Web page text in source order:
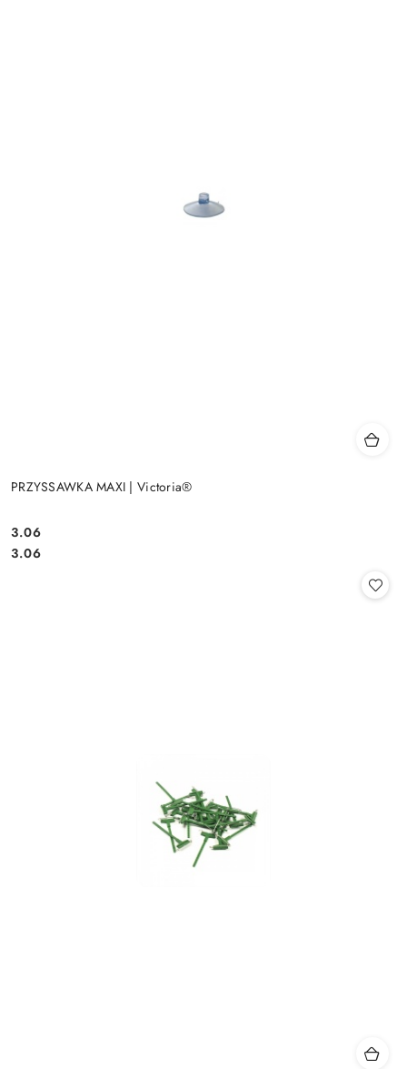
PRZYSSAWKA MAXI | Victoria®
Cena:
3.06
Cena:
3.06